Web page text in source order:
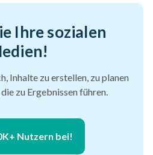
Ihre sozialen
Inhalte zu erstellen, zu planen
zu Ergebnissen führen.
Nutzern bei!